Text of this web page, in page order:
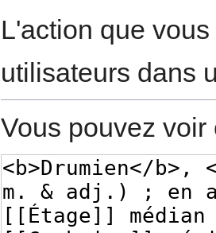
L'action que
utilisateurs dans
Vous pouvez